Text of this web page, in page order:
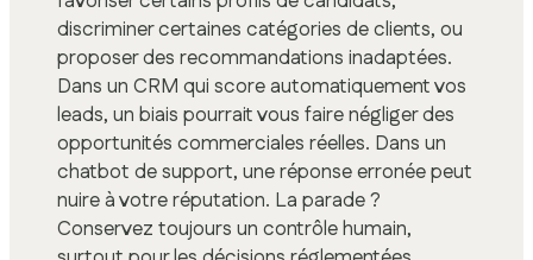
discriminer certaines catégories de clients, ou
proposer des recommandations inadaptées.
Dans un CRM qui score automatiquement vos
leads, un biais pourrait vous faire négliger des
opportunités commerciales réelles. Dans un
chatbot de support, une réponse erronée peut
nuire à votre réputation. La parade ?
Conservez toujours un contrôle humain,